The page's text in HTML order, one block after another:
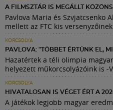
A FILMSZTÁR IS MEGÁLLT
Pavlova Maria és Szvjatcsenko
mellett az FTC kis
KORCSOLYA
PAVLOVA: "TÖBBET ÉRTÜNK EL,
Hazatértek a téli olimpia
helyezett műkorcsolyázóink is -
KORCSOLYA
HIVATALOSAN IS VÉGET ÉRT A
A játékok legjobb magyar